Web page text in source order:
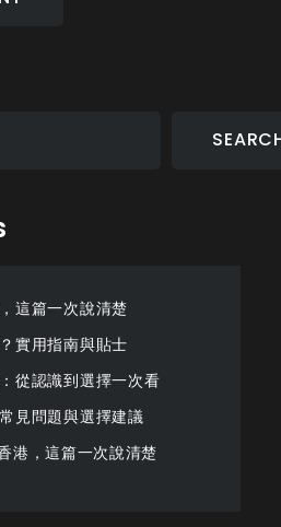
這篇一次說清楚
實用指南與貼士
從認識到選擇一次看
見問題與選擇建議
，這篇一次說清楚